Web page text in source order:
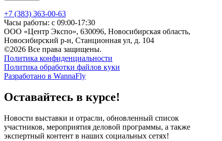
+7 (383) 363-00-63
Часы работы: с 09:00-17:30
ООО «Центр Экспо», 630096, Новосибирская область,
Новосибирский р-н, Станционная ул, д. 104
©2026 Все права защищены.
Политика конфиденциальности
Политика обработки файлов куки
Разработано в WannaFly
Оставайтесь в курсе!
Новости выставки и отрасли, обновленный список
участников, мероприятия деловой программы, а также
экспертный контент в наших социальных сетях!